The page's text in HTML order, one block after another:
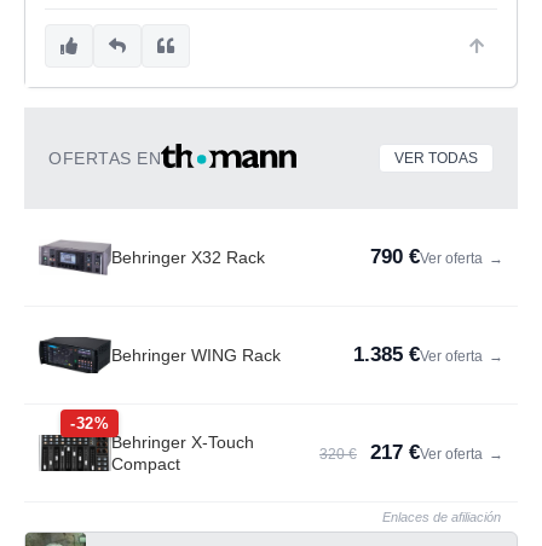
OFERTAS EN VER TODAS
Behringer X32 Rack 790 €Ver oferta →
Behringer WING Rack 1.385 €Ver oferta →
-32%
Behringer X-Touch
Compact
320 € 217 €Ver oferta →
Enlaces de afiliación